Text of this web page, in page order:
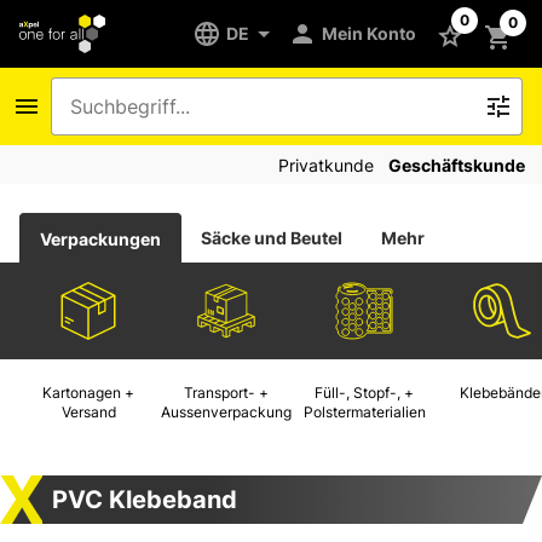
DE Mein Konto
0 0
Privatkunde Geschäftskunde
Verpackungen Säcke und Beutel Mehr
Kartonagen +
Versand
Transport- +
Aussenverpackung
Füll-, Stopf-, +
Polstermaterialien
PVC Klebeband